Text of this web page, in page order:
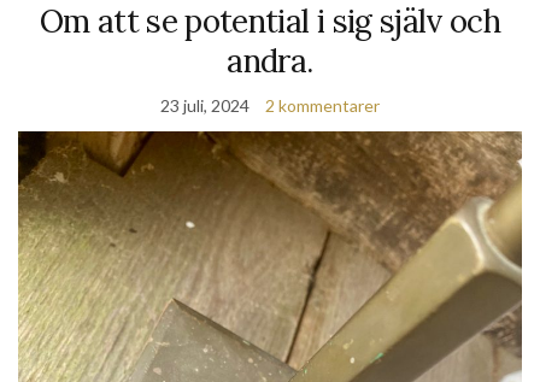
Om att se potential i sig själv och
andra.
23 juli, 2024 2 kommentarer